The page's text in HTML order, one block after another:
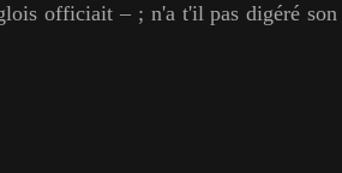
officiait – ; n'a t'il pas digéré son